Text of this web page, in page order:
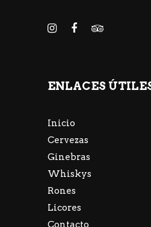
ENLACES
Inicio
Cervezas
Ginebras
Whiskys
Rones
Licores
Contacto